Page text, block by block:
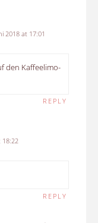
2018 at 17:01
den Kaffeelimo-
REPLY
18:22
REPLY